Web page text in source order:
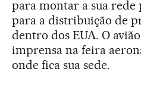
para montar a sua
para a distribuição de
dentro dos EUA. O
imprensa na feira
onde fica sua sede.